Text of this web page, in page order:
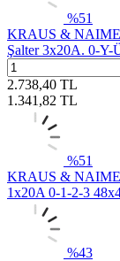
%51
KRAUS &
Şalter 3x20A. 0-Y-
2.738,40 TL
1.341,82 TL
%51
KRAUS &
1x20A 0-1-2-3
%43